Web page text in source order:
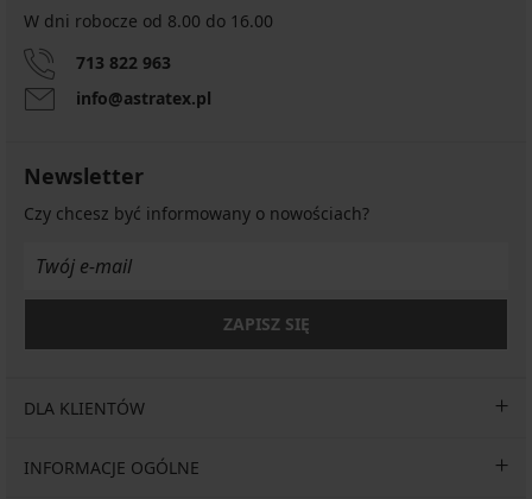
W dni robocze od 8.00 do 16.00
713 822 963
info@astratex.pl
Newsletter
Czy chcesz być informowany o nowościach?
ZAPISZ SIĘ
DLA KLIENTÓW
INFORMACJE OGÓLNE